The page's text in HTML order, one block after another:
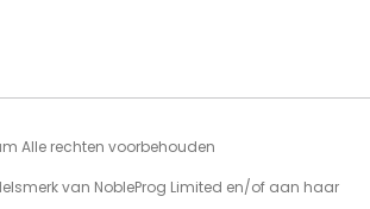
Alle rechten voorbehouden
van NobleProg Limited en/of aan haar